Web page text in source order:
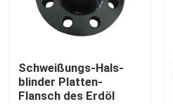
GOST Standard-Flansche
Flansch en 1092
Schweißungs-Hals-
blinder Platten-
Flansch des Erdöl